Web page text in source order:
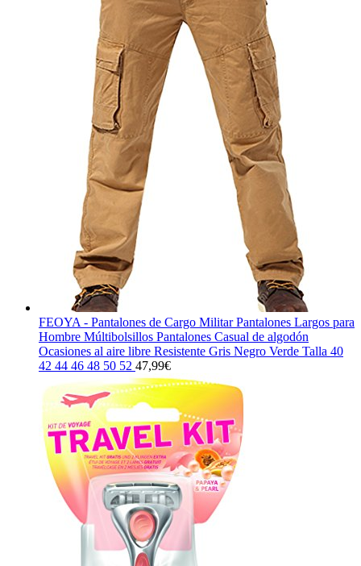
FEOYA - Pantalones de Cargo Militar Pantalones Largos para
Hombre Múltibolsillos Pantalones Casual de algodón
Ocasiones al aire libre Resistente Gris Negro Verde Talla 40
42 44 46 48 50 52 47,99€